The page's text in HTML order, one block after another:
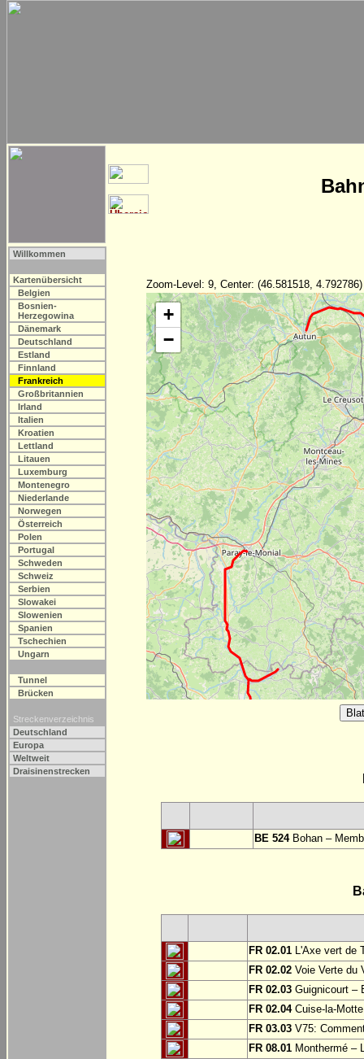
Willkommen
Kartenübersicht
Belgien
Bosnien-
Herzegowina
Dänemark
Deutschland
Estland
Finnland
Frankreich
Großbritannien
Irland
Italien
Kroatien
Lettland
Litauen
Luxemburg
Montenegro
Niederlande
Norwegen
Österreich
Polen
Portugal
Schweden
Schweiz
Serbien
Slowakei
Slowenien
Spanien
Tschechien
Ungarn
Tunnel
Brücken
Streckenverzeichnis
Deutschland
Europa
Weltweit
Draisinenstrecken
Zoom-Level: 9, Center: (46.581518, 4.792786)
+
−
BE 524Bohan –
FR 02.01 L'Axe vert de
FR 02.02 Voie Verte du
FR 02.03 Guignicourt –
FR 02.04Cuise-la-
FR 03.03 V75:
FR 08.01 Monthermé –